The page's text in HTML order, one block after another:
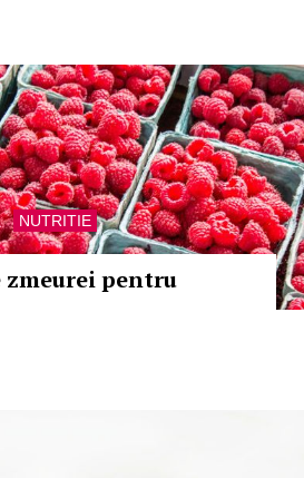
NUTRITIE
zmeurei pentru